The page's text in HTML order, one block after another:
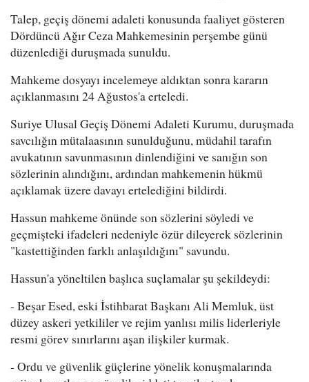
Talep, geçiş dönemi adaleti konusunda faaliyet gösteren
Dördüncü Ağır Ceza Mahkemesinin perşembe günü
düzenlediği duruşmada sunuldu.
Mahkeme dosyayı incelemeye aldıktan sonra kararın
açıklanmasını 24 Ağustos'a erteledi.
Suriye Ulusal Geçiş Dönemi Adaleti Kurumu, duruşmada
savcılığın mütalaasının sunulduğunu, müdahil tarafın
avukatının savunmasının dinlendiğini ve sanığın son
sözlerinin alındığını, ardından mahkemenin hükmü
açıklamak üzere davayı ertelediğini bildirdi.
Hassun mahkeme önünde son sözlerini söyledi ve
geçmişteki ifadeleri nedeniyle özür dileyerek sözlerinin
"kastettiğinden farklı anlaşıldığını" savundu.
Hassun'a yöneltilen başlıca suçlamalar şu şekildeydi:
- Beşar Esed, eski İstihbarat Başkanı Ali Memluk, üst
düzey askeri yetkililer ve rejim yanlısı milis liderleriyle
resmi görev sınırlarını aşan ilişkiler kurmak.
- Ordu ve güvenlik güçlerine yönelik konuşmalarında